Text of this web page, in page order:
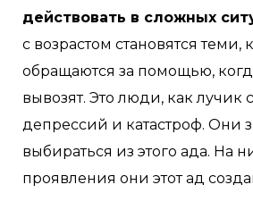
действовать в сложных
с возрастом становятся теми,
обращаются за помощью,
вывозят. Это люди, как лучик
депрессий и катастроф. Они
выбираться из этого ада. На
проявления они этот ад